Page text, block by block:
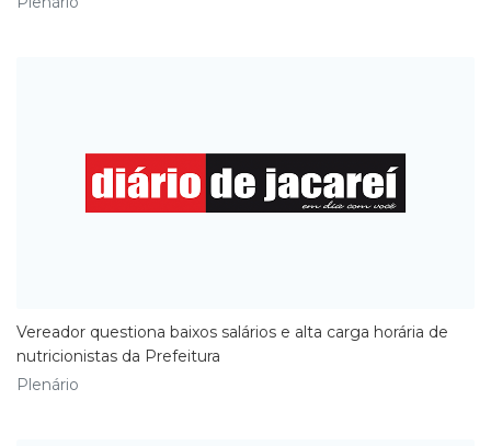
​Vereador questiona baixos salários e alta carga horária de
nutricionistas da Prefeitura
Plenário